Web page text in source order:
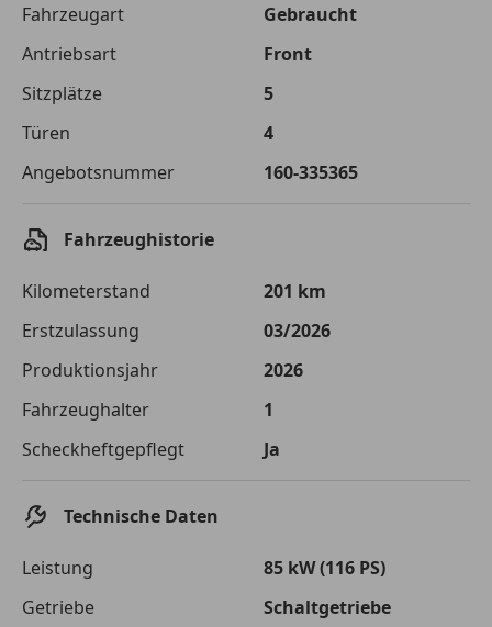
Kreditbetrag
€ 27 700,-
Gesamtbetrag
Einberechnete Gebühren
€ 0,-
Effektivzinsatz
Sollzinssatz
Monatliche Rate € 325,20
Die tatsächlichen Konditionen sind abhängig von Ihrer Bonität sowie
von der von Ihnen gewählten Bank. Rückzahlungszeitraum 1-10
Jahre. Zinsspanne Sollzinssatz: 2,90% - 14,90%.
Jetzt berechnen
Fahrzeugart
Gebraucht
Antriebsart
Front
Sitzplätze
5
Türen
4
Angebotsnummer
160-335365
Fahrzeughistorie
Kilometerstand
201 km
Erstzulassung
03/2026
Produktionsjahr
2026
Fahrzeughalter
1
Scheckheftgepflegt
Ja
Technische Daten
Leistung
85 kW (116 PS)
Getriebe
Schaltgetriebe